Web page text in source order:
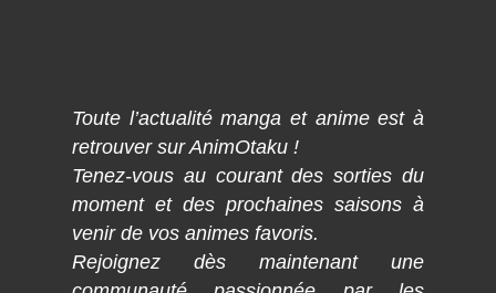
Toute l’actualité manga et anime est à
retrouver sur AnimOtaku !
Tenez-vous au courant des sorties du
moment et des prochaines saisons à
venir de vos animes favoris.
Rejoignez dès maintenant une